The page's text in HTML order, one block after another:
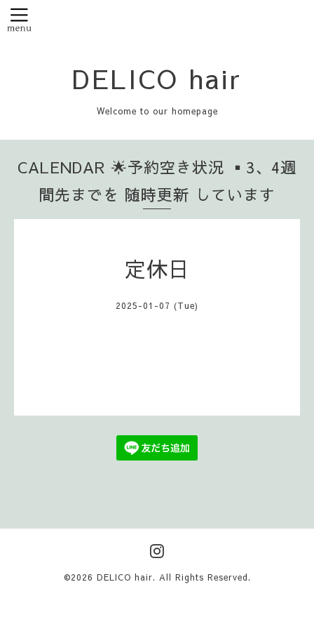
DELICO hair
Welcome to our homepage
CALENDAR 🌟予約空き状況 ▪️3、4週
間先までを 随時更新 しています
定休日
2025-01-07 (Tue)
©2026 DELICO hair. All Rights Reserved.